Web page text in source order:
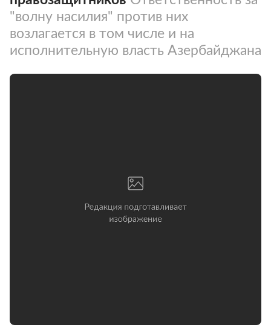
"волну насилия" против них
возлагается в том числе и на
исполнительную власть Азербайджана